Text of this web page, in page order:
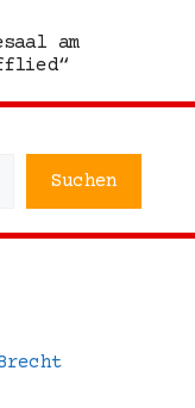
am
Suchen